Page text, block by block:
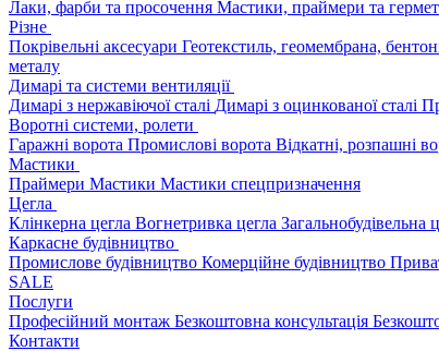
Лаки, фарби та просочення Мастики, праймери та
Різне
Покрівельні аксесуари Геотекстиль, геомембрана,
металу
Димарі та системи вентиляції
Димарі з нержавіючої сталі Димарі з оцинкованої сталі
Воротні системи, ролети
Гаражні ворота Промислові ворота Відкатні, розпашні
Мастики
Праймери Мастики Мастики спецпризначення
Цегла
Клінкерна цегла Вогнетривка цегла Загальнобудівельна
Каркасне будівництво
Промислове будівництво Комерційне будівництво
SALE
Послуги
Професійний монтаж Безкоштовна консультація
Контакти